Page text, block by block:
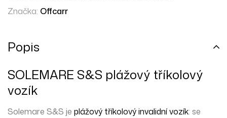
Značka: Offcarr
Popis
SOLEMARE S&S plážový tříkolový
vozík
Solemare S&S je plážový tříkolovýinvalidní vozík: se